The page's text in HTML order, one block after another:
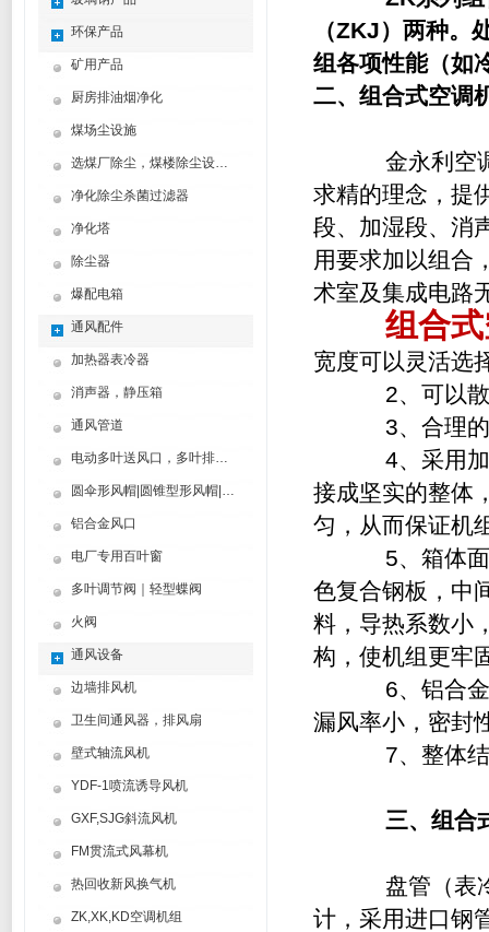
环保产品
矿用产品
厨房排油烟净化
煤场尘设施
选煤厂除尘，煤楼除尘设计制造方案
净化除尘杀菌过滤器
净化塔
除尘器
爆配电箱
通风配件
加热器表冷器
消声器，静压箱
通风管道
电动多叶送风口，多叶排烟口
圆伞形风帽|圆锥型形风帽|筒形风帽
铝合金风口
电厂专用百叶窗
多叶调节阀｜轻型蝶阀
火阀
通风设备
边墙排风机
卫生间通风器，排风扇
壁式轴流风机
YDF-1喷流诱导风机
GXF,SJG斜流风机
FM贯流式风幕机
热回收新风换气机
ZK,XK,KD空调机组
（ZKJ）两种。
组各项性能（如
二、 组合式空调
金永利空
求精的理念，提
段、加湿段、消
用要求加以组合
术室及集成电路
组合
宽度可以灵活选
2、可以散件
3、合理的框
4、采用加强
接成坚实的整体
匀，从而保证机
5、箱体面板
色复合钢板，中
料，导热系数小
构，使机组更牢
6、铝合金面
漏风率小，密封
7、整体结构
三、 组合
盘管（表
计，采用进口钢